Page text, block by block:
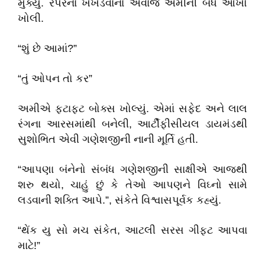
મુક્યું. રેપરના ખખડવાના અવાજે અમીની બંધ આંખો
ખોલી.
“શું છે આમાં?”
“તું ઓપન તો કર”
અમીએ ફટાફટ બોક્સ ખોલ્યું. એમાં સફેદ અને લાલ
રંગના આરસમાંથી બનેલી, આર્ટીફીસીયલ ડાયમંડથી
સુશોભિત એવી ગણેશજીની નાની મૂર્તિ હતી.
“આપણા બંનેનો સંબંધ ગણેશજીની સાક્ષીએ આજથી
શરુ થયો, ચાહું છું કે તેઓ આપણને વિઘ્નો સામે
લડવાની શક્તિ આપે.”, સંકેતે વિશ્વાસપૂર્વક કહ્યું.
“થેંક યુ સો મચ સંકેત, આટલી સરસ ગીફ્ટ આપવા
માટે!”